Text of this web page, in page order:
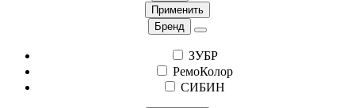
Применить
Бренд
ЗУБР
РемоКолор
СИБИН